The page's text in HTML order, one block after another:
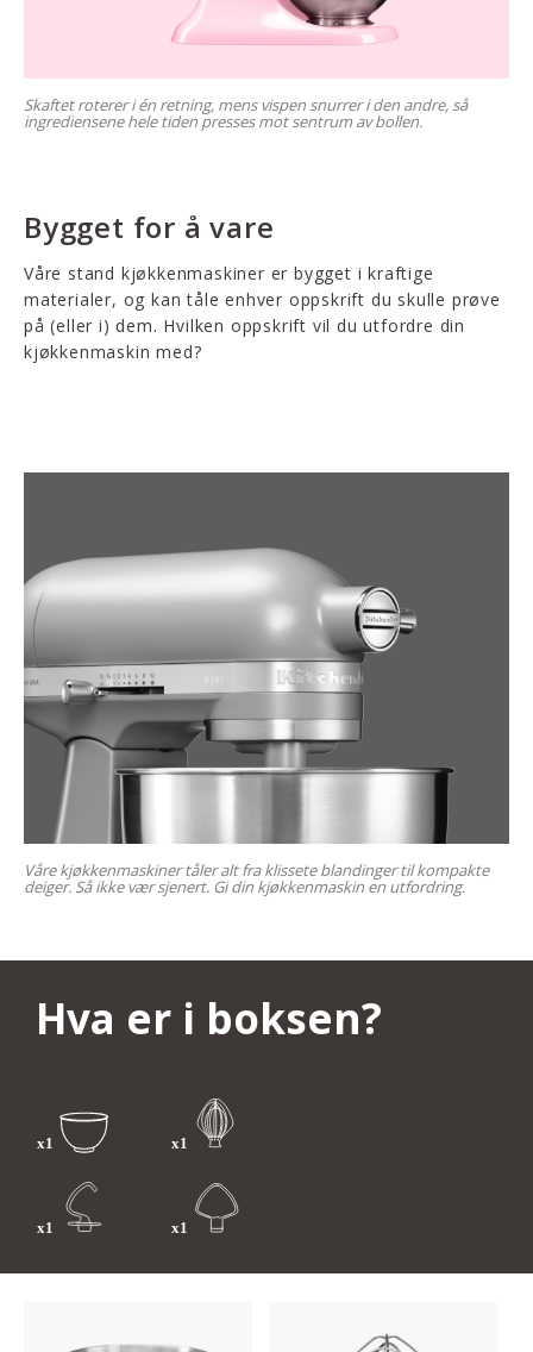
Skaftet roterer i én retning, mens vispen snurrer i den andre, så
ingrediensene hele tiden presses mot sentrum av bollen.
Bygget for å vare
Våre stand kjøkkenmaskiner er bygget i kraftige
materialer, og kan tåle enhver oppskrift du skulle prøve
på (eller i) dem. Hvilken oppskrift vil du utfordre din
kjøkkenmaskin med?
Våre kjøkkenmaskiner tåler alt fra klissete blandinger til kompakte
deiger. Så ikke vær sjenert. Gi din kjøkkenmaskin en utfordring.
Hva er i boksen?